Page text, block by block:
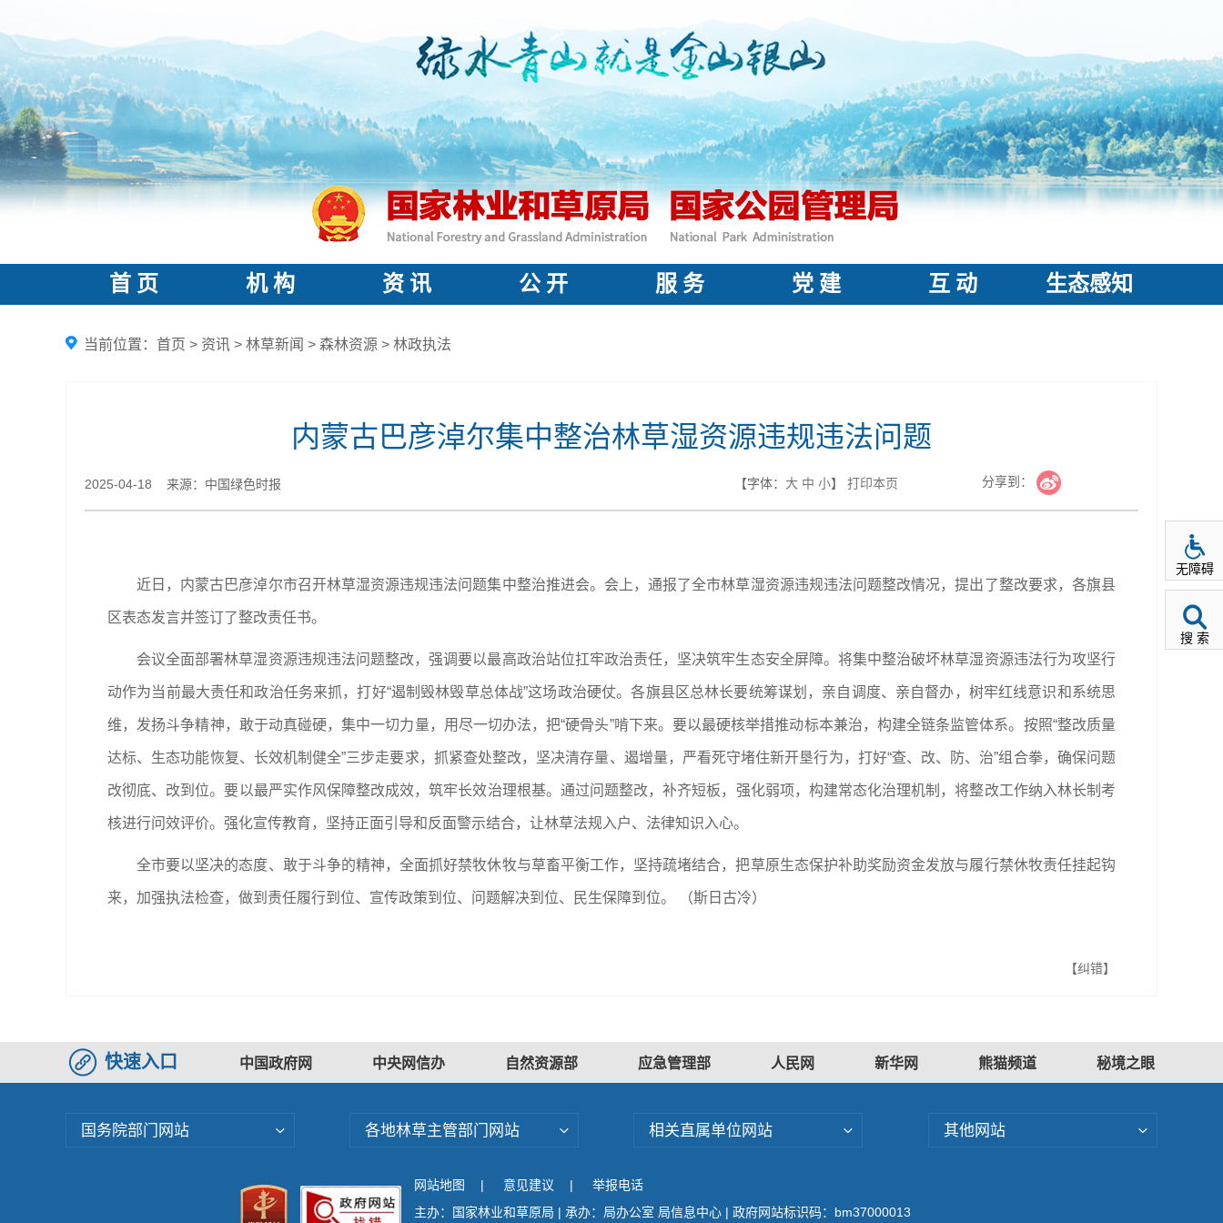
首 页 机 构 资 讯 公 开 服 务 党 建 互 动 生态感知
当前位置： 首页 > 资讯 > 林草新闻 > 森林资源 > 林政执法
内蒙古巴彦淖尔集中整治林草湿资源违规违法问题
2025-04-18 来源：中国绿色时报 【字体： 大 中 小】 打印本页 分享到：
近日，内蒙古巴彦淖尔市召开林草湿资源违规违法问题集中整治推进会。会上，通报了全市林草湿资源违规违法问题整改情况，提出了整改要求，各旗县
区表态发言并签订了整改责任书。
会议全面部署林草湿资源违规违法问题整改，强调要以最高政治站位扛牢政治责任，坚决筑牢生态安全屏障。将集中整治破坏林草湿资源违法行为攻坚行
动作为当前最大责任和政治任务来抓，打好“遏制毁林毁草总体战”这场政治硬仗。各旗县区总林长要统筹谋划，亲自调度、亲自督办，树牢红线意识和系统思
维，发扬斗争精神，敢于动真碰硬，集中一切力量，用尽一切办法，把“硬骨头”啃下来。要以最硬核举措推动标本兼治，构建全链条监管体系。按照“整改质量
达标、生态功能恢复、长效机制健全”三步走要求，抓紧查处整改，坚决清存量、遏增量，严看死守堵住新开垦行为，打好“查、改、防、治”组合拳，确保问题
改彻底、改到位。要以最严实作风保障整改成效，筑牢长效治理根基。通过问题整改，补齐短板，强化弱项，构建常态化治理机制，将整改工作纳入林长制考
核进行问效评价。强化宣传教育，坚持正面引导和反面警示结合，让林草法规入户、法律知识入心。
全市要以坚决的态度、敢于斗争的精神，全面抓好禁牧休牧与草畜平衡工作，坚持疏堵结合，把草原生态保护补助奖励资金发放与履行禁休牧责任挂起钩
来，加强执法检查，做到责任履行到位、宣传政策到位、问题解决到位、民生保障到位。 （斯日古冷）
【纠错】
快速入口 中国政府网 中央网信办 自然资源部 应急管理部 人民网 新华网 熊猫频道 秘境之眼
国务院部门网站 各地林草主管部门网站 相关直属单位网站 其他网站
网站地图 | 意见建议 |
举报电话
主办：国家林业和草原局 | 承办：局办公室 局信息中心 | 政府网站标识码：bm37000013
无障碍
搜 索